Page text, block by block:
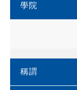
學院
稱謂